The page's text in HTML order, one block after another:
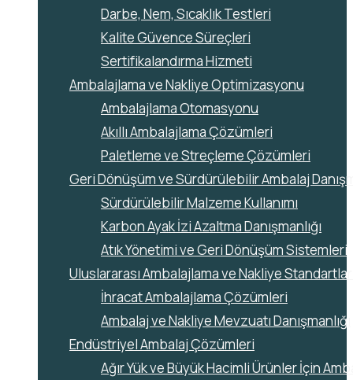
Darbe, Nem, Sıcaklık Testleri
Kalite Güvence Süreçleri
Sertifikalandırma Hizmeti
Ambalajlama ve Nakliye Optimizasyonu
Ambalajlama Otomasyonu
Akıllı Ambalajlama Çözümleri
Paletleme ve Streçleme Çözümleri
Geri Dönüşüm ve Sürdürülebilir Ambalaj
Sürdürülebilir Malzeme Kullanımı
Karbon Ayak İzi Azaltma Danışmanlığı
Atık Yönetimi ve Geri Dönüşüm Sistemleri
Uluslararası Ambalajlama ve Nakliye
İhracat Ambalajlama Çözümleri
Ambalaj ve Nakliye Mevzuatı Danışmanlığı
Endüstriyel Ambalaj Çözümleri
Ağır Yük ve Büyük Hacimli Ürünler İçin